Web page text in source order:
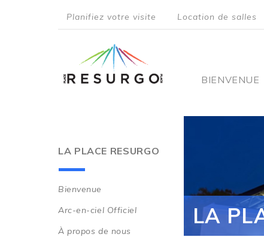
menu
Planifiez votre visite Location de salles
Main
BIENVENUE
LA PLACE RESURGO
Main
navigation
Bienvenue
Arc-en-ciel Officiel
À propos de nous
LA